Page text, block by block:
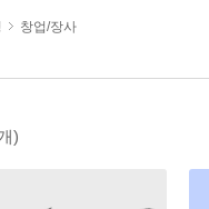
창업/장사
)